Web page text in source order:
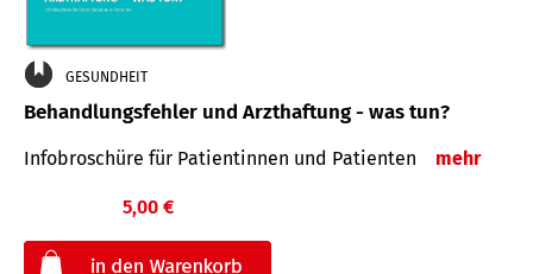
GESUNDHEIT
Behandlungsfehler und Arzthaftung - was tun?
Infobroschüre für Patientinnen und Patienten mehr
5,00 €